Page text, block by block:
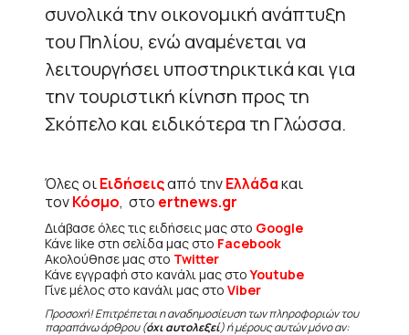
συνολικά την οικονομική ανάπτυξη
του Πηλίου, ενώ αναμένεται να
λειτουργήσει υποστηρικτικά και για
την τουριστική κίνηση προς τη
Σκόπελο και ειδικότερα τη Γλώσσα.
Όλες οιΕιδήσειςαπό τηνΕλλάδακαι
τονΚόσμο, στο ertnews.gr
Διάβασε όλες τις ειδήσεις μας στο Google
Κάνε like στη σελίδα μας στο Facebook
Ακολούθησε μας στο Twitter
Κάνε εγγραφή στο κανάλι μας στοYoutube
Γίνε μέλος στο κανάλι μας στο Viber
Προσοχή! Επιτρέπεται η αναδημοσίευση των πληροφοριών του
παραπάνω άρθρου (όχι αυτολεξεί) ή μέρους αυτών μόνο αν: